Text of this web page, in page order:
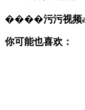
����污污视频
你可能也喜欢：